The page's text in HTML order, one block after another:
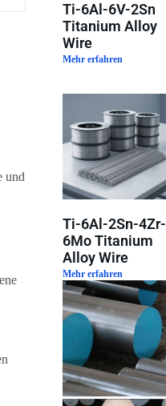
und
Ti-6Al-6V-2Sn
Titanium Alloy
Wire
Mehr erfahren
Ti-6Al-2Sn-4Zr-
6Mo Titanium
Alloy Wire
Mehr erfahren